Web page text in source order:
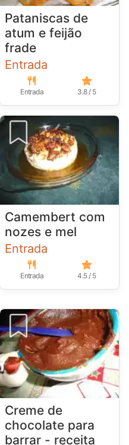
Pataniscas de
atum e feijão
frade
Entrada
Entrada 3.8 / 5
Camembert com
nozes e mel
Entrada
Entrada 4.5 / 5
Creme de
chocolate para
barrar - receita